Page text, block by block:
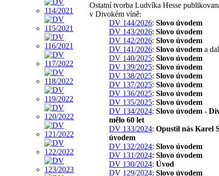
Ostatní tvorba Ludvíka Hesse
v Divokém víně:
DV 144/2026: Slovo úvodem
DV 143/2026: Slovo úvodem
DV 142/2026: Slovo úvodem
DV 141/2026: Slovo úvodem a
DV 140/2025: Slovo úvodem
DV 139/2025: Slovo úvodem
DV 138/2025: Slovo úvodem
DV 137/2025: Slovo úvodem
DV 136/2025: Slovo úvodem
DV 135/2025: Slovo úvodem
DV 134/2024: Slovo úvodem -
mělo 60 let
DV 133/2024: Opustil nás Karel
úvodem
DV 132/2024: Slovo úvodem
DV 131/2024: Slovo úvodem
DV 130/2024: Úvod
DV 129/2024: Slovo úvodem